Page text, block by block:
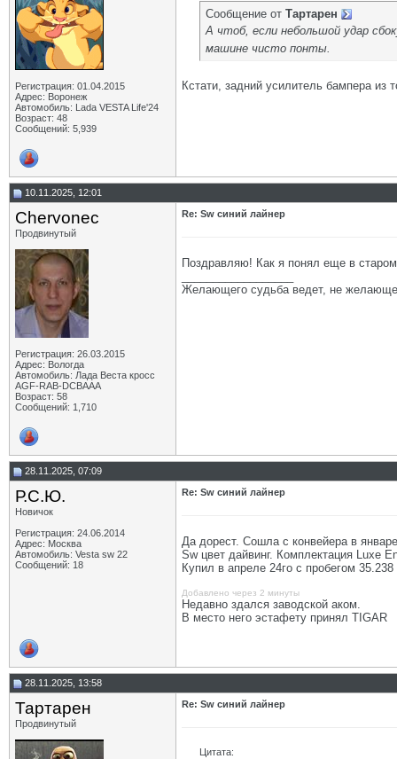
Регистрация: 01.04.2015
Адрес: Воронеж
Автомобиль: Lada VESTA Life'24
Возраст: 48
Сообщений: 5,939
Сообщение от Тартарен
А чтоб, если небольшой удар
машине чисто понты.
Кстати, задний усилитель бампера из
10.11.2025, 12:01
Chervonec
Продвинутый
Регистрация: 26.03.2015
Адрес: Вологда
Автомобиль: Лада Веста кросс
AGF-RAB-DCBAAA
Возраст: 58
Сообщений: 1,710
Re: Sw синий лайнер
Поздравляю! Как я понял еще в старом
Желающего судьба ведет, не
28.11.2025, 07:09
Р.С.Ю.
Новичок
Регистрация: 24.06.2014
Адрес: Москва
Автомобиль: Vesta sw 22
Сообщений: 18
Re: Sw синий лайнер
Да дорест. Сошла с конвейера в
Sw цвет дайвинг. Комплектация Luxe
Купил в апреле 24го с пробегом 35.238
Добавлено через 2 минуты
Недавно здался заводской аком.
В место него эстафету принял TIGAR
28.11.2025, 13:58
Тартарен
Продвинутый
Re: Sw синий лайнер
Цитата: